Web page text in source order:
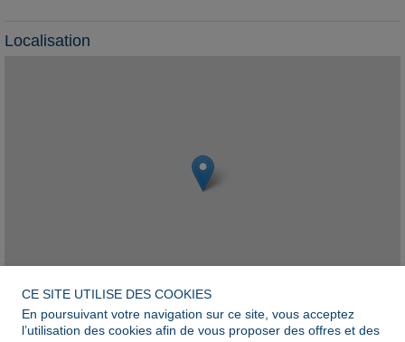
Localisation
CE SITE UTILISE DES COOKIES
En poursuivant votre navigation sur ce site, vous acceptez
l’utilisation des cookies afin de vous proposer des offres et des